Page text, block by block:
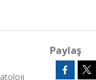
Paylaş